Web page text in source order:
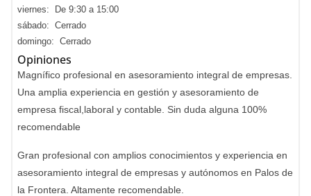
viernes: De 9:30 a 15:00
sábado: Cerrado
domingo: Cerrado
Opiniones
Magnífico profesional en asesoramiento integral de empresas.
Una amplia experiencia en gestión y asesoramiento de
empresa fiscal,laboral y contable. Sin duda alguna 100%
recomendable
Gran profesional con amplios conocimientos y experiencia en
asesoramiento integral de empresas y autónomos en Palos de
la Frontera. Altamente recomendable.